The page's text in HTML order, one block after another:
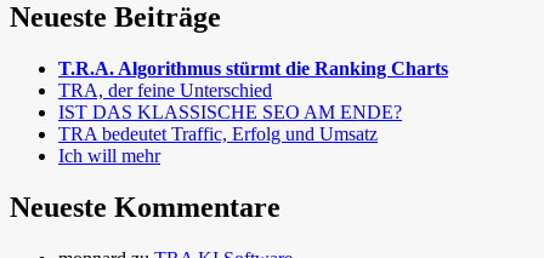
Neueste Beiträge
T.R.A. Algorithmus stürmt die Ranking Charts
TRA, der feine Unterschied
IST DAS KLASSISCHE SEO AM ENDE?
TRA bedeutet Traffic, Erfolg und Umsatz
Ich will mehr
Neueste Kommentare